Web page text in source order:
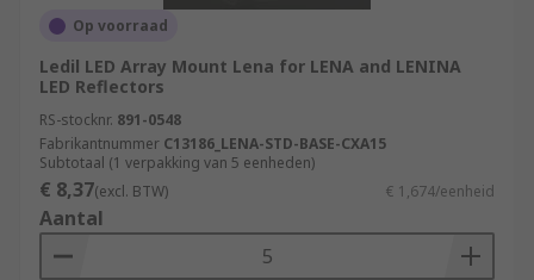
Op voorraad
Ledil LED Array Mount Lena for LENA and LENINA
LED Reflectors
RS-stocknr. 891-0548
Fabrikantnummer C13186_LENA-STD-BASE-CXA15
Subtotaal (1 verpakking van 5 eenheden)
€ 8,37(excl. BTW) € 1,674/eenheid
Aantal